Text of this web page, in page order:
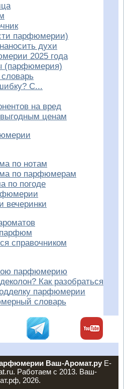
парфюмерии)
духи
2025 года
(парфюмерия)
С...
на вред
ценам
по нотам
по парфюмерам
по погоде
вечеринки
парфюм
справочником
парфюмерию
Как разобраться
парфюмерии
словарь
Ваш-Аромат.руE-
Работаем с 2013. Ваш-
2026.